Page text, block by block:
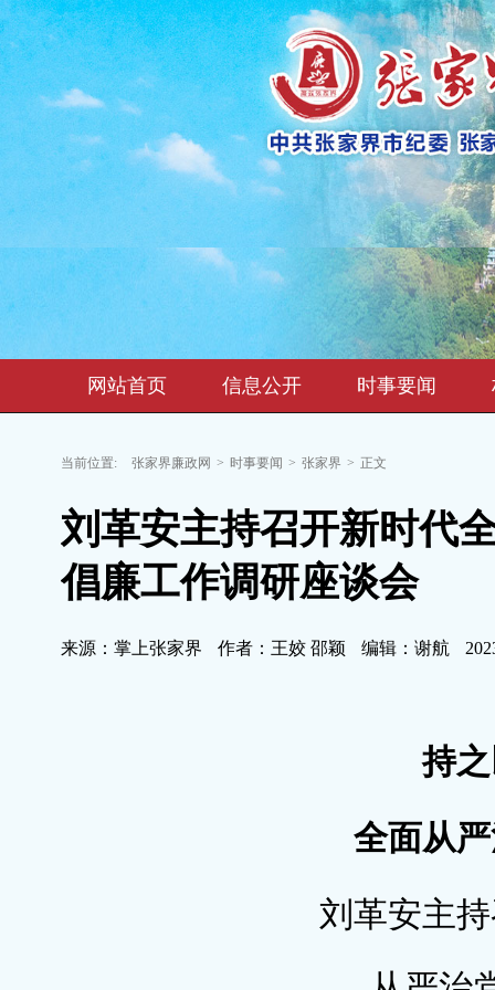
网站首页 信息公开 时事要闻
当前位置: 张家界廉政网 > 时事要闻 > 张家界 > 正文
刘革安主持召开新时代
倡廉工作调研座谈会
来源：掌上张家界 作者：王姣 邵颖 编辑：谢航
持
全面从
刘革安主